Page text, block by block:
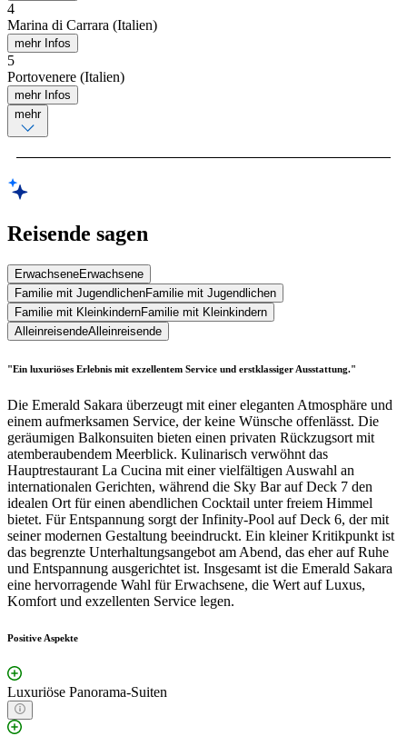
4
Marina di Carrara (Italien)
mehr Infos
5
Portovenere (Italien)
mehr Infos
mehr
Reisende sagen
ErwachseneErwachsene
Familie mit JugendlichenFamilie mit Jugendlichen
Familie mit KleinkindernFamilie mit Kleinkindern
AlleinreisendeAlleinreisende
"Ein luxuriöses Erlebnis mit exzellentem Service und erstklassiger Ausstattung."
Die Emerald Sakara überzeugt mit einer eleganten Atmosphäre und
einem aufmerksamen Service, der keine Wünsche offenlässt. Die
geräumigen Balkonsuiten bieten einen privaten Rückzugsort mit
atemberaubendem Meerblick. Kulinarisch verwöhnt das
Hauptrestaurant La Cucina mit einer vielfältigen Auswahl an
internationalen Gerichten, während die Sky Bar auf Deck 7 den
idealen Ort für einen abendlichen Cocktail unter freiem Himmel
bietet. Für Entspannung sorgt der Infinity-Pool auf Deck 6, der mit
seiner modernen Gestaltung beeindruckt. Ein kleiner Kritikpunkt ist
das begrenzte Unterhaltungsangebot am Abend, das eher auf Ruhe
und Entspannung ausgerichtet ist. Insgesamt ist die Emerald Sakara
eine hervorragende Wahl für Erwachsene, die Wert auf Luxus,
Komfort und exzellenten Service legen.
Positive Aspekte
Luxuriöse Panorama-Suiten